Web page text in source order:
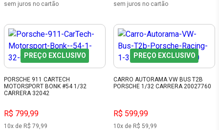
sem juros no cartão
sem juros no cartão
PREÇO EXCLUSIVO
PORSCHE 911 CARTECH
MOTORSPORT BONK #54 1/32
CARRERA 32042
R$ 799,99
10x de R$ 79,99
PREÇO EXCLUSIVO
CARRO AUTORAMA VW BUS T2B
PORSCHE 1/32 CARRERA 20027760
R$ 599,99
10x de R$ 59,99